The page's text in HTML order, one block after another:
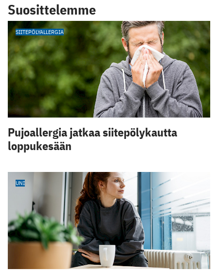
Suosittelemme
SIITEPÖLYALLERGIA
Pujoallergia jatkaa siitepölykautta
loppukesään
UNI